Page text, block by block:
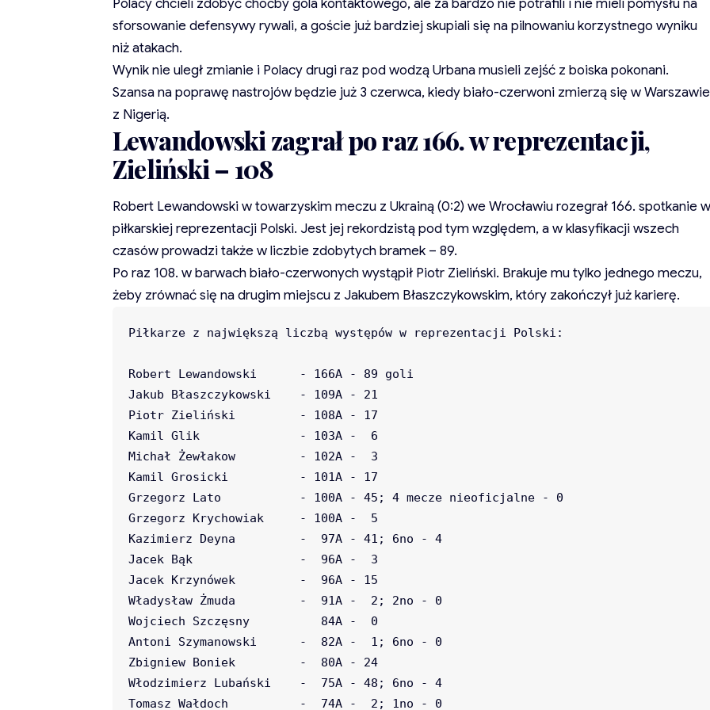
Polacy chcieli zdobyć choćby gola kontaktowego, ale za bardzo nie potrafili i nie mieli pomysłu na
sforsowanie defensywy rywali, a goście już bardziej skupiali się na pilnowaniu korzystnego wyniku
niż atakach.
Wynik nie uległ zmianie i Polacy drugi raz pod wodzą Urbana musieli zejść z boiska pokonani.
Szansa na poprawę nastrojów będzie już 3 czerwca, kiedy biało-czerwoni zmierzą się w Warszawie
z Nigerią.
Lewandowski zagrał po raz 166. w reprezentacji,
Zieliński – 108
Robert Lewandowski w towarzyskim meczu z Ukrainą (0:2) we Wrocławiu rozegrał 166. spotkanie w
piłkarskiej reprezentacji Polski. Jest jej rekordzistą pod tym względem, a w klasyfikacji wszech
czasów prowadzi także w liczbie zdobytych bramek – 89.
Po raz 108. w barwach biało-czerwonych wystąpił Piotr Zieliński. Brakuje mu tylko jednego meczu,
żeby zrównać się na drugim miejscu z Jakubem Błaszczykowskim, który zakończył już karierę.
Piłkarze z największą liczbą występów w reprezentacji Polski:
Robert Lewandowski      - 166A - 89 goli
Jakub Błaszczykowski    - 109A - 21
Piotr Zieliński         - 108A - 17
Kamil Glik              - 103A -  6
Michał Żewłakow         - 102A -  3
Kamil Grosicki          - 101A - 17
Grzegorz Lato           - 100A - 45; 4 mecze nieoficjalne - 0
Grzegorz Krychowiak     - 100A -  5
Kazimierz Deyna         -  97A - 41; 6no - 4
Jacek Bąk               -  96A -  3
Jacek Krzynówek         -  96A - 15
Władysław Żmuda         -  91A -  2; 2no - 0
Wojciech Szczęsny          84A -  0
Antoni Szymanowski      -  82A -  1; 6no - 0
Zbigniew Boniek         -  80A - 24
Włodzimierz Lubański    -  75A - 48; 6no - 4
Tomasz Wałdoch          -  74A -  2; 1no - 0